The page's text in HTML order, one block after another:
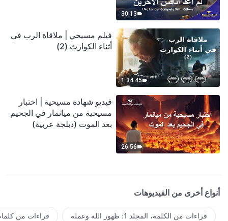
30:13
1:34:45
فيلم مسيحي | ملاقاة الرب في
أثناء الكوارث (2)
26:56
فيديو شهادة مسيحية | اختبار
مسيحية من ميانمار في الجحيم
بعد الموت (دبلجة عربية)
أنواع أخرى من الفيديوهات
قراءات من الكلمة، المجلد 1: ظهور الله وعمله قراءات من